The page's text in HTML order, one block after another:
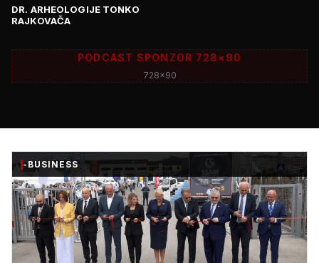
DR. ARHEOLOGIJE TONKO
RAJKOVAČA
PODCAST SPONZOR 728×90
728x90
-BUSINESS